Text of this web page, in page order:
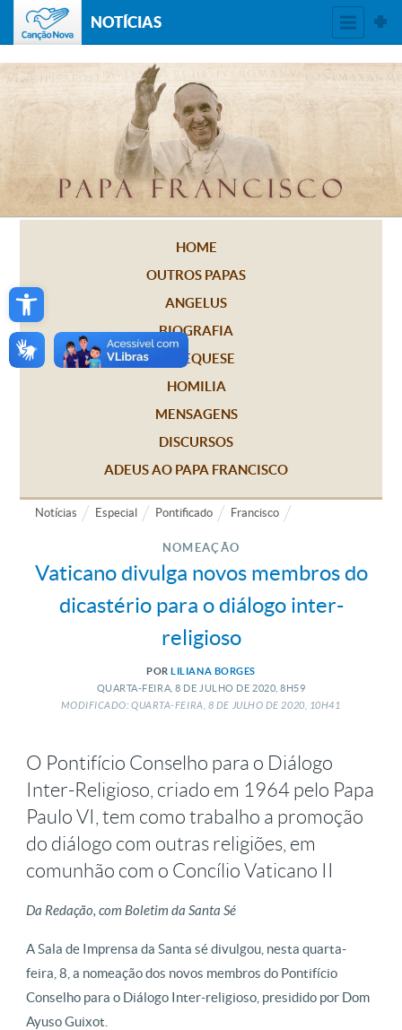
Open toolbar
NOTÍCIAS
HOME
OUTROS PAPAS
ANGELUS
BIOGRAFIA
CATEQUESE
HOMILIA
MENSAGENS
DISCURSOS
ADEUS AO PAPA FRANCISCO
Notícias Especial Pontificado Francisco
NOMEAÇÃO
Vaticano divulga novos membros do
dicastério para o diálogo inter-
religioso
PORLILIANA BORGES
QUARTA-FEIRA, 8 DE JULHO DE 2020, 8H59
MODIFICADO: QUARTA-FEIRA, 8 DE JULHO DE2020, 10H41
O Pontifício Conselho para o Diálogo
Inter-Religioso, criado em 1964 pelo Papa
Paulo VI, tem como trabalho a promoção
do diálogo com outras religiões, em
comunhão com o Concílio Vaticano II
Da Redação, com Boletim da Santa Sé
A Sala de Imprensa da Santa sé divulgou, nesta quarta-
feira, 8, a nomeação dos novos membros do Pontifício
Conselho para o Diálogo Inter-religioso, presidido por Dom
Ayuso Guixot.